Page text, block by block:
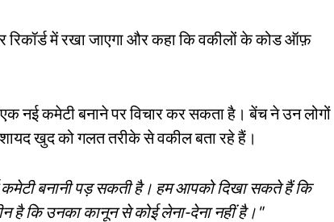
में रखा जाएगा और कहा कि वकीलों के कोड ऑफ़
एक नई कमेटी बनाने पर विचार कर सकता है। बेंच ने उन लोगों
शायद खुद को गलत तरीके से वकील बता रहे हैं।
बनानी पड़ सकती है। हम आपको दिखा सकते हैं कि
है कि उनका कानून से कोई लेना-देना नहीं है।"